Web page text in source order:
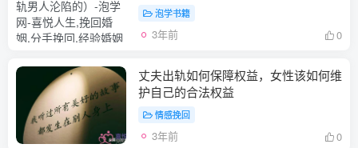
泡学书籍
3年前 0
丈夫出轨如何保障权益，女性该如何维
护自己的合法权益
情感挽回
3年前 0